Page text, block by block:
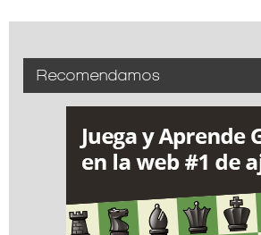
Recomendamos